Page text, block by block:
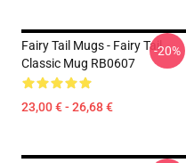
Fairy Tail Mugs - Fairy Tail
Classic Mug RB0607
23,00 € - 26,68 €
-20%